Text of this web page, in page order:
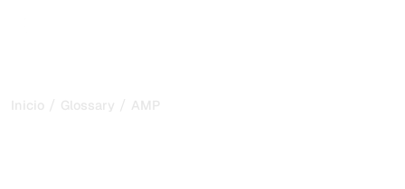
Inicio / Glossary / AMP